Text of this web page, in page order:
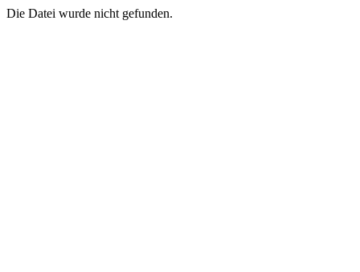
Die Datei wurde nicht gefunden.